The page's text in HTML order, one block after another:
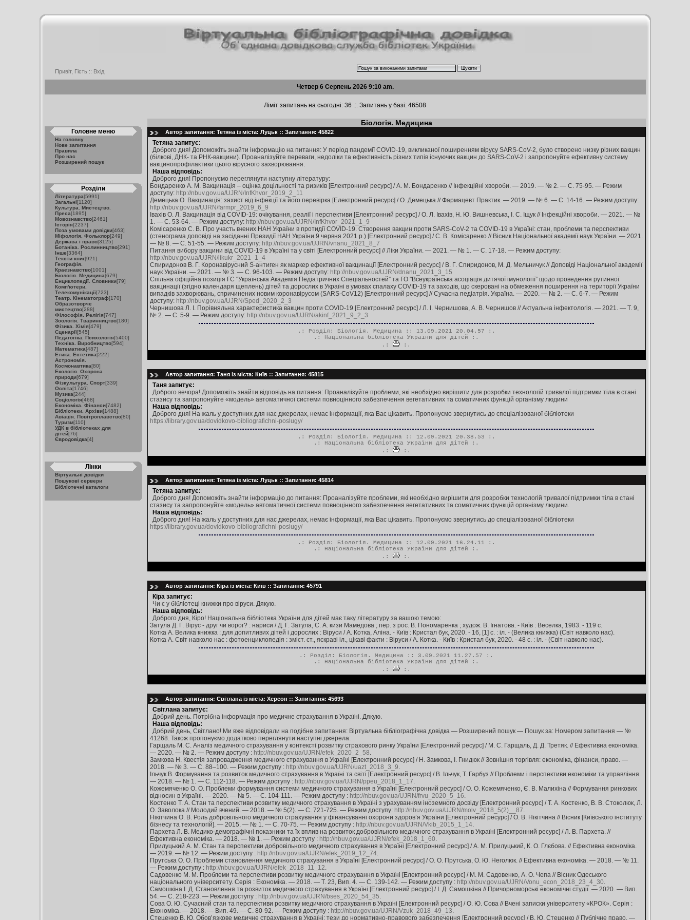
Привіт, Гість :: Вхід
Четвер 6 Серпень 2026 9:10 am.
Ліміт запитань на сьогодні: 36 .:. Запитань у базі: 46508
Головне меню
На головну
Нове запитання
Правила
Про нас
Розширений пошук
Розділи
Література[5991]
Загальні[1120]
Культура. Мистецтво.
Преса[1895]
Мовознавство[2461]
Історія[2237]
Поза умовами довідки[463]
Міфологія. Фольклор[249]
Держава і право[3125]
Ботаніка. Рослинництво[291]
Інше[3364]
Тексти книг[921]
Географія.
Краєзнавство[1001]
Біологія. Медицина[679]
Енциклопедії. Словники[79]
Комп'ютери.
Телекомунікації[723]
Театр. Кінематограф[170]
Образотворче
мистецтво[288]
Філософія. Релігія[747]
Зоологія. Тваринництво[180]
Фізика. Хімія[479]
Сценарії[545]
Педагогіка. Психологія[5400]
Техніка. Виробництво[594]
Математика[487]
Етика. Естетика[222]
Астрономія.
Космонавтика[80]
Екологія. Охорона
природи[679]
Фізкультура. Спорт[339]
Освіта[1746]
Музика[244]
Соціологія[468]
Економіка. Фінанси[7482]
Бібліотеки. Архіви[1488]
Авіація. Повітроплавство[80]
Туризм[110]
УДК в бібліотеках для
дітей[76]
Євродовідка[4]
Лінки
Віртуальні довідки
Пошукові сервери
Бібліотечні каталоги
Біологія. Медицина
Автор запитання: Тетяна із міста: Луцьк :: Запитання: 45822
Тетяна запитує:
Доброго дня! Допоможіть знайти інформацію на питання: У період пандемії COVID-19, викликаної поширенням вірусу SARS-CoV-2, було створено низку різних вакцин
(білкові, ДНК- та РНК-вакцини). Проаналізуйте переваги, недоліки та ефективність різних типів існуючих вакцин до SARS-CoV-2 і запропонуйте ефективну систему
вакцинопрофілактики цього вірусного захворювання.
Наша відповідь:
Доброго дня! Пропонуємо переглянути наступну літературу:
Бондаренко А. М. Вакцинація – оцінка доцільності та ризиків [Електронний ресурс] / А. М. Бондаренко // Інфекційні хвороби. — 2019. — № 2. — С. 75-95. — Режим
доступу: http://nbuv.gov.ua/UJRN/InfKhvor_2019_2_11
Демецька О. Вакцинація: захист від інфекції та його перевірка [Електронний ресурс] / О. Демецька // Фармацевт Практик. — 2019. — № 6. — С. 14-16. — Режим доступу:
http://nbuv.gov.ua/UJRN/farmpr_2019_6_9
Івахів О. Л. Вакцинація від СОVID-19: очікування, реалії і перспективи [Електронний ресурс] / О. Л. Івахів, Н. Ю. Вишневська, І. С. Іщук // Інфекційні хвороби. — 2021. — №
1. — С. 53-64. — Режим доступу: http://nbuv.gov.ua/UJRN/InfKhvor_2021_1_9
Комісаренко С. В. Про участь вчених НАН України в протидії COVID-19. Створення вакцин проти SARS-CoV-2 та COVID-19 в Україні: стан, проблеми та перспективи
(стенограма доповіді на засіданні Президії НАН України 9 червня 2021 р.) [Електронний ресурс] / С. В. Комісаренко // Вісник Національної академії наук України. — 2021.
— № 8. — С. 51-55. — Режим доступу: http://nbuv.gov.ua/UJRN/vnanu_2021_8_7
Питання вибору вакцини від COVID-19 в Україні та у світі [Електронний ресурс] // Ліки України. — 2021. — № 1. — С. 17-18. — Режим доступу:
http://nbuv.gov.ua/UJRN/likukr_2021_1_4
Спиридонов В. Г. Коронавірусний S-антиген як маркер ефективної вакцинації [Електронний ресурс] / В. Г. Спиридонов, М. Д. Мельничук // Доповіді Національної академії
наук України. — 2021. — № 3. — С. 96-103. — Режим доступу: http://nbuv.gov.ua/UJRN/dnanu_2021_3_15
Спільна офіційна позиція ГС "Українська Академія Педіатричних Спеціальностей” та ГО "Всеукраїнська асоціація дитячої імунології” щодо проведення рутинної
вакцинації (згідно календаря щеплень) дітей та дорослих в Україні в умовах спалаху COVID-19 та заходів, що скеровані на обмеження поширення на території України
випадків захворювань, спричинених новим коронавірусом (SARS-CoV12) [Електронний ресурс] // Сучасна педіатрія. Україна. — 2020. — № 2. — С. 6-7. — Режим
доступу: http://nbuv.gov.ua/UJRN/Sped_2020_2_3
Чернишова Л. І. Порівняльна характеристика вакцин проти COVID-19 [Електронний ресурс] / Л. І. Чернишова, А. В. Чернишов // Актуальна інфектологія. — 2021. — Т. 9,
№ 2. — С. 5-9. — Режим доступу: http://nbuv.gov.ua/UJRN/akinf_2021_9_2_3
.: Розділ: Біологія. Медицина :: 13.09.2021 20.04.57 :.
.: Національна бібліотека України для дітей :.
.:
:.
Автор запитання: Таня із міста: Київ :: Запитання: 45815
Таня запитує:
Доброго вечора! Допоможіть знайти відповідь на питання: Проаналізуйте проблеми, які необхідно вирішити для розробки технологій тривалої підтримки тіла в стані
стазису та запропонуйте «модель» автоматичної системи повноцінного забезпечення вегетативних та соматичних функцій організму людини
Наша відповідь:
Доброго дня! На жаль у доступних для нас джерелах, немає інформації, яка Вас цікавить. Пропонуємо звернутись до спеціалізованої бібліотеки
https://library.gov.ua/dovidkovo-bibliografichni-poslugy/
.: Розділ: Біологія. Медицина :: 12.09.2021 20.38.53 :.
.: Національна бібліотека України для дітей :.
.:
:.
Автор запитання: Тетяна із міста: Луцьк :: Запитання: 45814
Тетяна запитує:
Доброго дня! Допоможіть знайти інформацію до питання: Проаналізуйте проблеми, які необхідно вирішити для розробки технологій тривалої підтримки тіла в стані
стазису та запропонуйте «модель» автоматичної системи повноцінного забезпечення вегетативних та соматичних функцій організму людини.
Наша відповідь:
Доброго дня! На жаль у доступних для нас джерелах, немає інформації, яка Вас цікавить. Пропонуємо звернутись до спеціалізованої бібліотеки
https://library.gov.ua/dovidkovo-bibliografichni-poslugy/
.: Розділ: Біологія. Медицина :: 12.09.2021 16.24.11 :.
.: Національна бібліотека України для дітей :.
.:
:.
Автор запитання: Кіра із міста: Київ :: Запитання: 45791
Кіра запитує:
Чи є у бібліотеці книжки про віруси. Дякую.
Наша відповідь:
Доброго дня, Кіро! Національна бібліотека України для дітей має таку літературу за вашою темою:
Затула Д. Г. Вірус - друг чи ворог? : нариси / Д. Г. Затула, С. А. кизи Мамедова ; пер. з рос. В. Пономаренка ; худож. В. Ігнатова. - Київ : Веселка, 1983. - 119 с.
Котка А. Велика книжка : для допитливих дітей і дорослих : Віруси / А. Котка, Аліна. - Київ : Кристал бук, 2020. - 16, [1] c. : іл. - (Велика книжка) (Світ навколо нас).
Котка А. Світ навколо нас : фотоенциклопедія : зміст. ст., яскраві іл., цікаві факти : Віруси / А. Котка. - Київ : Кристал бук, 2020. - 48 с. : іл. - (Світ навколо нас).
.: Розділ: Біологія. Медицина :: 3.09.2021 11.27.57 :.
.: Національна бібліотека України для дітей :.
.:
:.
Автор запитання: Світлана із міста: Херсон :: Запитання: 45693
Світлана запитує:
Добрий день. Потрібна інформація про медичне страхування в Україні. Дякую.
Наша відповідь:
Добрий день, Світлано! Ми вже відповідали на подібне запитання: Віртуальна бібліографічна довідка — Розширений пошук — Пошук за: Номером запитання — №
41268. Також пропонуємо додатково переглянути наступні джерела:
Гарщаль М. С. Аналіз медичного страхування у контексті розвитку страхового ринку України [Електронний ресурс] / М. С. Гарщаль, Д. Д. Третяк. // Ефективна економіка.
— 2020. — № 2. — Режим доступу : http://nbuv.gov.ua/UJRN/efek_2020_2_58.
Замкова Н. Квестія запровадження медичного страхування в Україні [Електронний ресурс] / Н. Замкова, І. Гнидюк // Зовнішня торгівля: економіка, фінанси, право. —
2018. — № 3. — С. 88–100. — Режим доступу : http://nbuv.gov.ua/UJRN/uazt_2018_3_9.
Ільчук В. Формування та розвиток медичного страхування в Україні та світі [Електронний ресурс] / В. Ільчук, Т. Гарбуз // Проблеми і перспективи економіки та управління.
— 2018. — № 1. — С. 112-118. — Режим доступу : http://nbuv.gov.ua/UJRN/ppeu_2018_1_17.
Кожемяченко О. О. Проблеми формування системи медичного страхування в Україні [Електронний ресурс] / О. О. Кожемяченко, Є. В. Малихіна // Формування ринкових
відносин в Україні. — 2020. — № 5. — С. 104-111. — Режим доступу : http://nbuv.gov.ua/UJRN/frvu_2020_5_16.
Костенко Т. А. Стан та перспективи розвитку медичного страхування в Україні з урахуванням іноземного досвіду [Електронний ресурс] / Т. А. Костенко, В. В. Стоколюк, Л.
О. Заволока // Молодий вчений. — 2018. — № 5(2). — С. 721-725. — Режим доступу: http://nbuv.gov.ua/UJRN/molv_2018_5(2)__87.
Нікітчина О. В. Роль добровільного медичного страхування у фінансуванні охорони здоров’я України [Електронний ресурс] / О. В. Нікітчина // Вісник [Київського інституту
бізнесу та технологій]. — 2015. — № 1. — С. 70-75. — Режим доступу : http://nbuv.gov.ua/UJRN/Vkib_2015_1_14.
Пархета Л. В. Медико-демографічні показники та їх вплив на розвиток добровільного медичного страхування в Україні [Електронний ресурс] / Л. В. Пархета. //
Ефективна економіка. — 2018. — № 1. — Режим доступу : http://nbuv.gov.ua/UJRN/efek_2018_1_60.
Прилуцький А. М. Стан та перспективи добровільного медичного страхування в Україні [Електронний ресурс] / А. М. Прилуцький, К. О. Глєбова. // Ефективна економіка.
— 2019. — № 12. — Режим доступу : http://nbuv.gov.ua/UJRN/efek_2019_12_74.
Прутська О. О. Проблеми становлення медичного страхування в Україні [Електронний ресурс] / О. О. Прутська, О. Ю. Неголюк. // Ефективна економіка. — 2018. — № 11.
— Режим доступу : http://nbuv.gov.ua/UJRN/efek_2018_11_12.
Садовенко М. М. Проблеми та перспективи розвитку медичного страхування в Україні [Електронний ресурс] / М. М. Садовенко, А. О. Чепа // Вісник Одеського
національного університету. Серія : Економіка. — 2018. — Т. 23, Вип. 4. — С. 139-142. — Режим доступу : http://nbuv.gov.ua/UJRN/Vonu_econ_2018_23_4_30.
Самошкіна І. Д. Становлення та розвиток медичного страхування в Україні [Електронний ресурс] / І. Д. Самошкіна // Причорноморські економічні студії. — 2020. — Вип.
54. — С. 218-223. — Режим доступу : http://nbuv.gov.ua/UJRN/bses_2020_54_35.
Сова О. Ю. Сучасний стан та перспективи розвитку медичного страхування в Україні [Електронний ресурс] / О. Ю. Сова // Вчені записки університету «КРОК». Серія :
Економіка. — 2018. — Вип. 49. — С. 80-92. — Режим доступу : http://nbuv.gov.ua/UJRN/Vzuk_2018_49_13.
Стеценко В. Ю. Обов’язкове медичне страхування в Україні: тези до нормативно-правового забезпечення [Електронний ресурс] / В. Ю. Стеценко // Публічне право. —